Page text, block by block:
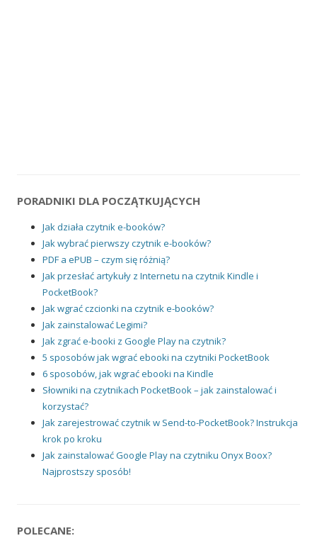
PORADNIKI DLA POCZĄTKUJĄCYCH
Jak działa czytnik e-booków?
Jak wybrać pierwszy czytnik e-booków?
PDF a ePUB – czym się różnią?
Jak przesłać artykuły z Internetu na czytnik Kindle i
PocketBook?
Jak wgrać czcionki na czytnik e-booków?
Jak zainstalować Legimi?
Jak zgrać e-booki z Google Play na czytnik?
5 sposobów jak wgrać ebooki na czytniki PocketBook
6 sposobów, jak wgrać ebooki na Kindle
Słowniki na czytnikach PocketBook – jak zainstalować i
korzystać?
Jak zarejestrować czytnik w Send-to-PocketBook? Instrukcja
krok po kroku
Jak zainstalować Google Play na czytniku Onyx Boox?
Najprostszy sposób!
POLECANE: